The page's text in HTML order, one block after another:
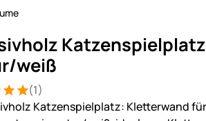
weiß
5 von 5 (1 Bewertungen)
(1)